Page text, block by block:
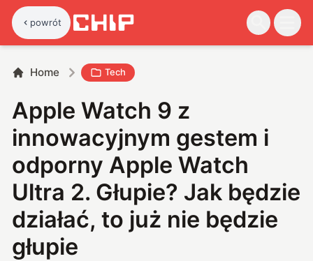
powrót
Home Tech
Apple Watch 9 z
innowacyjnym gestem i
odporny Apple Watch
Ultra 2. Głupie? Jak będzie
działać, to już nie będzie
głupie